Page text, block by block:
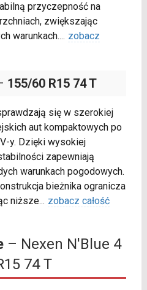
przyczepność na
zwiększając
warunkach.... zobacz
155/60 R15 74 T
się w szerokiej
aut kompaktowych po
y. Dzięki wysokiej
zapewniają
warunkach pogodowych.
bieżnika ogranicza
niższe... zobacz całość
– Nexen N'Blue 4
74 T